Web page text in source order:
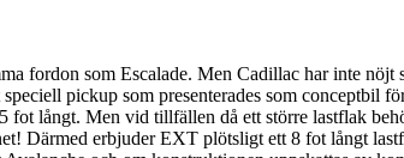
fordon som Escalade. Men Cadillac har inte
pickup som presenterades som conceptbil
långt. Men vid tillfällen då ett större lastflak
Därmed erbjuder EXT plötsligt ett 8 fot långt